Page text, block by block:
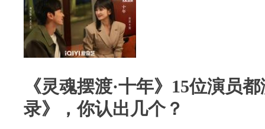
《灵魂摆渡·十年》15位演员
录》，你认出几个？